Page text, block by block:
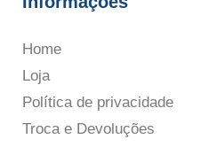
Home
Loja
Política de privacidade
Troca e Devoluções